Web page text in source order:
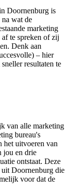
Doornenburg is
na wat de
marketing
te spreken of zij
Denk aan
– hier
resultaten te
van alle marketing
bureau's
het uitvoeren van
jou en drie
ontstaat. Deze
Doornenburg die
voor dat de